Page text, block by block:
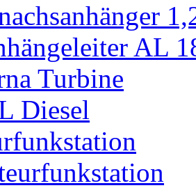
AL
Turbine
Diesel